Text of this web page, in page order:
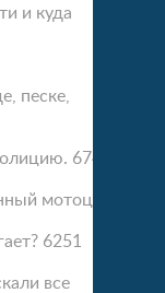
и куда
песке,
6746
мотоцикл?
6251
все